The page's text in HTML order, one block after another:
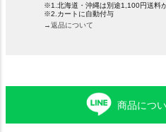
※1.北海道・沖縄は別途1,100円送料
※2.カートに自動付与
→返品について
商品につ